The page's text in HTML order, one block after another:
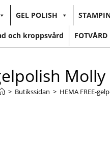
GEL POLISH
och kroppsvård FOTVÅRD
> Butikssidan > HEMA FREE-